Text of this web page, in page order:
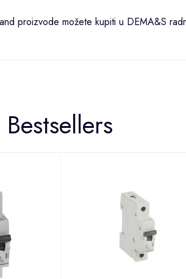
proizvode možete kupiti u DEMA&S
Bestsellers